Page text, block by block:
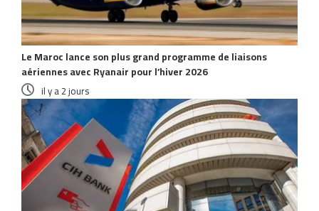
Le Maroc lance son plus grand programme de liaisons
aériennes avec Ryanair pour l’hiver 2026
il y a 2 jours